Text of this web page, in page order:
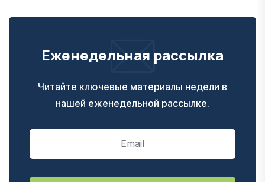
Еженедельная рассылка
Читайте ключевые материалы недели в
нашей еженедельной рассылке.